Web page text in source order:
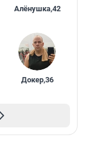
Алёнушка,42
Докер,36